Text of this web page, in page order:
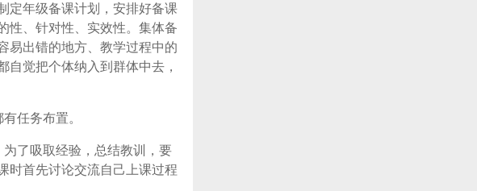
定年级备课计划，安排好备课
性、针对性、实效性。集体备
易出错的地方、教学过程中的
觉把个体纳入到群体中去，
任务布置。
了吸取经验，总结教训，要
时首先讨论交流自己上课过程